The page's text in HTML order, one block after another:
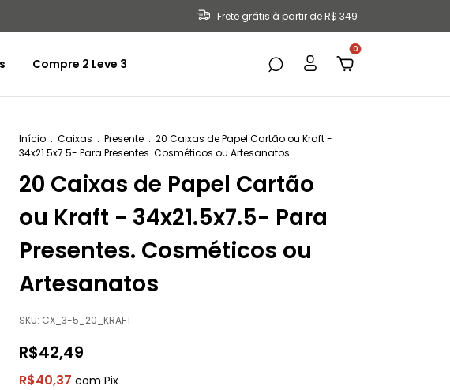
Frete grátis à partir de R$ 349
Compre 2 Leve 3
0
Início . Caixas . Presente . 20 Caixas de Papel Cartão ou Kraft -
34x21.5x7.5- Para Presentes. Cosméticos ou Artesanatos
20 Caixas de Papel Cartão
ou Kraft - 34x21.5x7.5- Para
Presentes. Cosméticos ou
Artesanatos
SKU: CX_3-5_20_KRAFT
R$42,49
R$40,37 com Pix